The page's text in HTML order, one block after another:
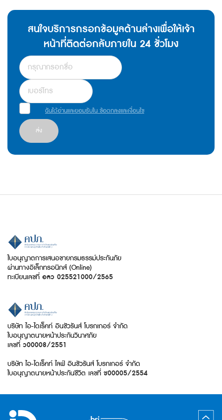
สนใจบริการกรอกข้อมูลด้านล่างเพื่อให้เจ้า
หน้าที่ติดต่อกลับภายใน 24 ชั่วโมง
ฉันได้อ่านและยอมรับใน ข้อตกลงและเงื่อนไข
ส่ง
ใบอนุญาตการเสนอขายกรมธรรม์ประกันภัย
ผ่านทางอิเล็กทรอนิกส์ (Online)
ทะเบียนเลขที่ อลว 025521000/2565
บริษัท ไอ-ไดเร็คท์ อินชัวรันส์ โบรกเกอร์ จำกัด
ใบอนุญาตนายหน้าประกันวินาศภัย
เลขที่ ว00008/2551
บริษัท ไอ-ไดเร็คท์ ไลฟ์ อินชัวรันส์ โบรกเกอร์ จำกัด
ใบอนุญาตนายหน้าประกันชีวิต เลขที่ ช00005/2554